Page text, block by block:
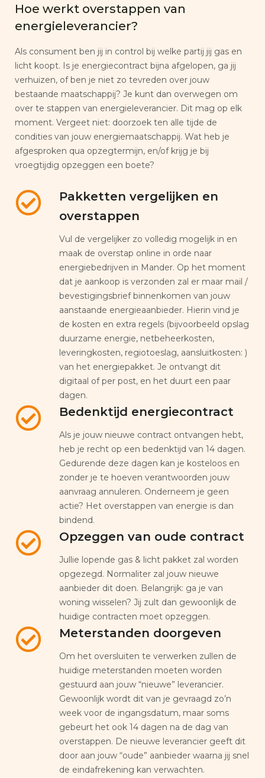
Hoe werkt overstappen van
energieleverancier?
Als consument ben jij in control bij welke partij jij gas en
licht koopt. Is je energiecontract bijna afgelopen, ga jij
verhuizen, of ben je niet zo tevreden over jouw
bestaande maatschappij? Je kunt dan overwegen om
over te stappen van energieleverancier. Dit mag op elk
moment. Vergeet niet: doorzoek ten alle tijde de
condities van jouw energiemaatschappij. Wat heb je
afgesproken qua opzegtermijn, en/of krijg je bij
vroegtijdig opzeggen een boete?
Pakketten vergelijken en
overstappen
Vul de vergelijker zo volledig mogelijk in en
maak de overstap online in orde naar
energiebedrijven in Mander. Op het moment
dat je aankoop is verzonden zal er maar mail /
bevestigingsbrief binnenkomen van jouw
aanstaande energieaanbieder. Hierin vind je
de kosten en extra regels (bijvoorbeeld opslag
duurzame energie, netbeheerkosten,
leveringkosten, regiotoeslag, aansluitkosten: )
van het energiepakket. Je ontvangt dit
digitaal of per post, en het duurt een paar
dagen.
Bedenktijd energiecontract
Als je jouw nieuwe contract ontvangen hebt,
heb je recht op een bedenktijd van 14 dagen.
Gedurende deze dagen kan je kosteloos en
zonder je te hoeven verantwoorden jouw
aanvraag annuleren. Onderneem je geen
actie? Het overstappen van energie is dan
bindend.
Opzeggen van oude contract
Jullie lopende gas & licht pakket zal worden
opgezegd. Normaliter zal jouw nieuwe
aanbieder dit doen. Belangrijk: ga je van
woning wisselen? Jij zult dan gewoonlijk de
huidige contracten moet opzeggen.
Meterstanden doorgeven
Om het oversluiten te verwerken zullen de
huidige meterstanden moeten worden
gestuurd aan jouw “nieuwe” leverancier.
Gewoonlijk wordt dit van je gevraagd zo’n
week voor de ingangsdatum, maar soms
gebeurt het ook 14 dagen na de dag van
overstappen. De nieuwe leverancier geeft dit
door aan jouw “oude” aanbieder waarna jij snel
de eindafrekening kan verwachten.